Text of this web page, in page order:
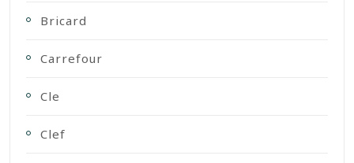
Bricard
Carrefour
Cle
Clef